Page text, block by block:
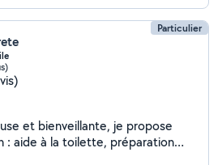
Particulier
et bienveillante, je propose
: aide à la toilette, préparation